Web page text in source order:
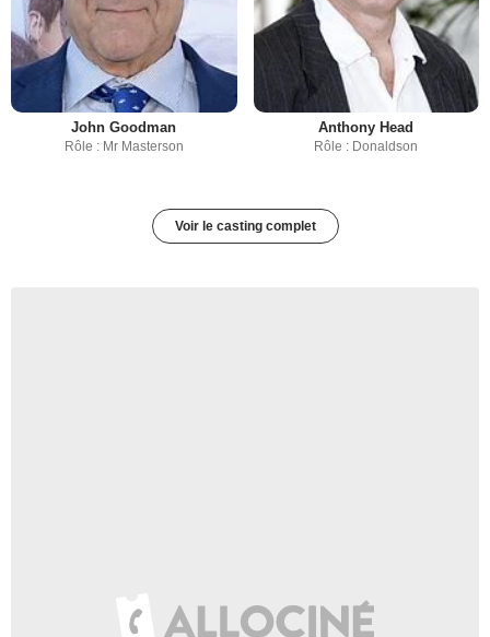
John Goodman
Rôle : Mr Masterson
Anthony Head
Rôle : Donaldson
Voir le casting complet